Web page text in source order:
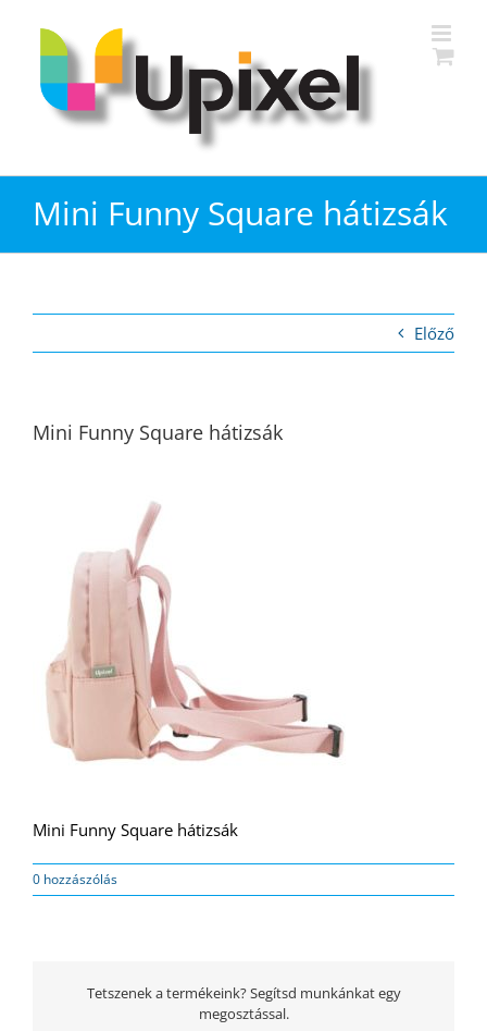
Mini Funny Square hátizsák
Előző
Mini Funny Square hátizsák
Mini Funny Square hátizsák
0 hozzászólás
Tetszenek a termékeink? Segítsd munkánkat egy
megosztással.